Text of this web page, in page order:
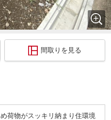
間取りを見る
荷物がスッキリ納まり住環境